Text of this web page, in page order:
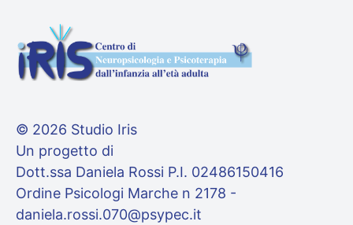
© 2026 Studio Iris
Un progetto di
Dott.ssa Daniela Rossi P.I. 02486150416
Ordine Psicologi Marche n 2178 -
daniela.rossi.070@psypec.it